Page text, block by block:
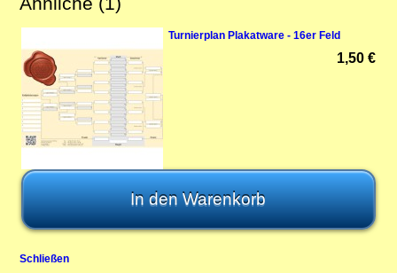
Turnierplan Plakatware - 16er Feld
1,50 €
Schließen